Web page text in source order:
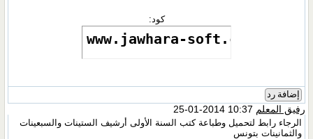
كود:
www.jawhara-soft.com
إضافة رد
رفيق المعلم
الرجاء رابط لتحميل وطباعة كتب السنة الأولى أرشيف الستينات والسبعينات
والثمانينات بتونس